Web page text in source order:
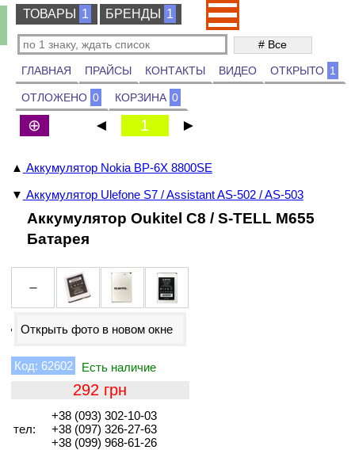
▲ Аккумулятор Nokia BP-6X 8800SE
▼ Аккумулятор Ulefone S7 / Assistant AS-502 / AS-503
Аккумулятор Oukitel C8 / S-TELL M655
Батарея
Открыть фото в новом окне
62602
292
тел:
+38 (093) 302-10-03
+38 (097) 326-27-63
+38 (099) 968-61-26
ТОВАРЫ БРЕНДЫ
◄ 1 ►
⊕
ГЛАВНАЯ ПРАЙСЫ КОНТАКТЫ ВИДЕО ОТКРЫТО 1
ОТЛОЖЕНО 0 КОРЗИНА 0
ТОВАРЫ 1 БРЕНДЫ 1